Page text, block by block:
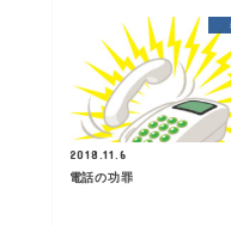
2018.11.6
電話の功罪